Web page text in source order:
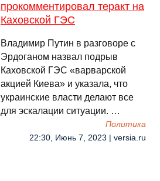
прокомментировал теракт на
Каховской ГЭС
Владимир Путин в разговоре с
Эрдоганом назвал подрыв
Каховской ГЭС «варварской
акцией Киева» и указала, что
украинские власти делают все
для эскалации ситуации. …
Политика
22:30, Июнь 7, 2023 | versia.ru